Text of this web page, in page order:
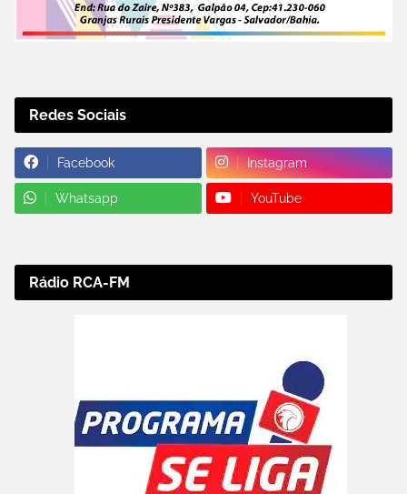
Redes Sociais
Facebook Instagram
Whatsapp YouTube
Rádio RCA-FM